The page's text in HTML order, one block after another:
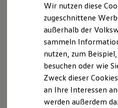
Elektroautos
ID. Tutorials
Reichweite
Reichweite der
Reichweite im
Laden
Laden
Laden Zuhause
Probefahrt
Fahrzeugangebot
Wir nutzen diese
zugeschnittene
außerhalb der
sammeln
nutzen, zum
besuchen oder wie
Zweck dieser
an Ihre Interessen
werden außerdem